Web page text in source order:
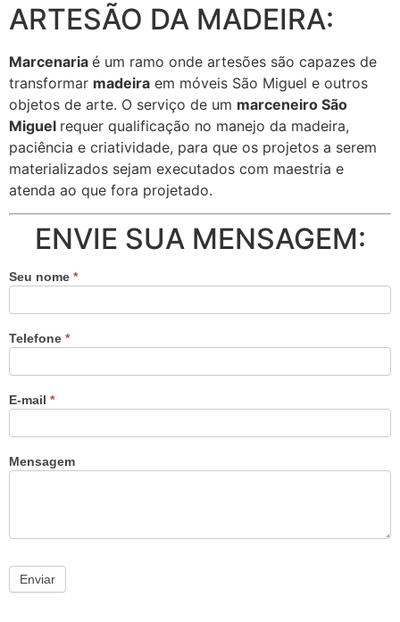
ARTESÃO DA MADEIRA:
Marcenaria é um ramo onde artesões são capazes de
transformar madeira em móveis São Miguel e outros
objetos de arte. O serviço de um marceneiro São
Miguel requer qualificação no manejo da madeira,
paciência e criatividade, para que os projetos a serem
materializados sejam executados com maestria e
atenda ao que fora projetado.
ENVIE SUA MENSAGEM:
Seu nome *
Telefone *
E-mail *
Mensagem
Enviar